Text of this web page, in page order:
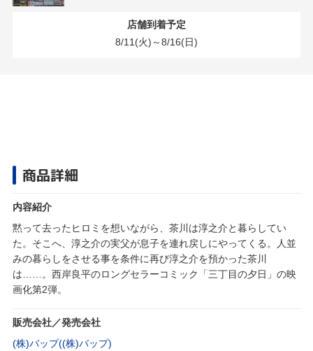
店舗到着予定
8/11(火)～8/16(日)
商品詳細
内容紹介
黙って去ったヒロミを想いながら、茶川は淳之介と暮らしてい
た。そこへ、淳之介の実父が息子を連れ戻しにやってくる。人並
みの暮らしをさせる事を条件に再び淳之介を預かった茶川
は……。西岸良平のロングセラーコミック「三丁目の夕日」の映
画化第2弾。
販売会社／発売会社
(株)バップ((株)バップ)